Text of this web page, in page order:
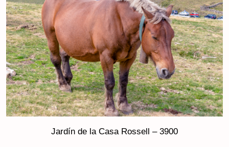
Jardín de la Casa Rossell – 3900